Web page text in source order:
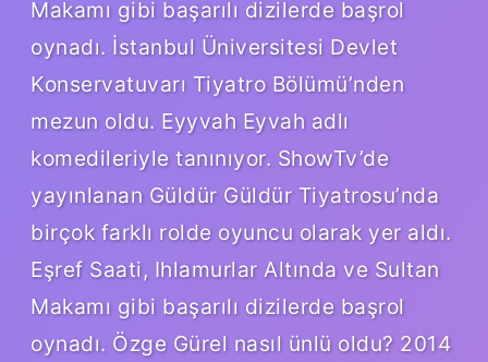
Makamı gibi başarılı dizilerde başrol
oynadı. İstanbul Üniversitesi Devlet
Konservatuvarı Tiyatro Bölümü’nden
mezun oldu. Eyyvah Eyvah adlı
komedileriyle tanınıyor. ShowTv’de
yayınlanan Güldür Güldür Tiyatrosu’nda
birçok farklı rolde oyuncu olarak yer aldı.
Eşref Saati, Ihlamurlar Altında ve Sultan
Makamı gibi başarılı dizilerde başrol
oynadı. Özge Gürel nasıl ünlü oldu? 2014